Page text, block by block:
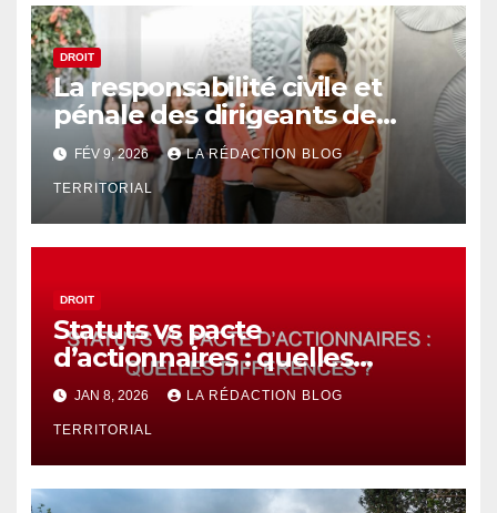
DROIT
La responsabilité civile et
pénale des dirigeants de
société
FÉV 9, 2026 LA RÉDACTION BLOG
TERRITORIAL
DROIT
Statuts vs pacte
d’actionnaires : quelles
différences ?
JAN 8, 2026 LA RÉDACTION BLOG
TERRITORIAL